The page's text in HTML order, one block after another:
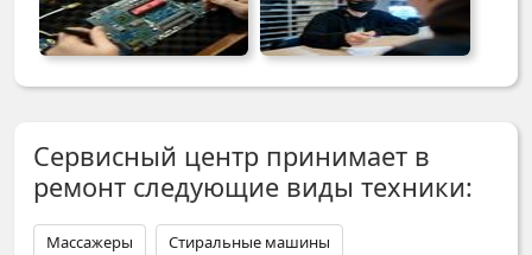
Сервисный центр принимает в
ремонт следующие виды техники:
Массажеры Стиральные машины